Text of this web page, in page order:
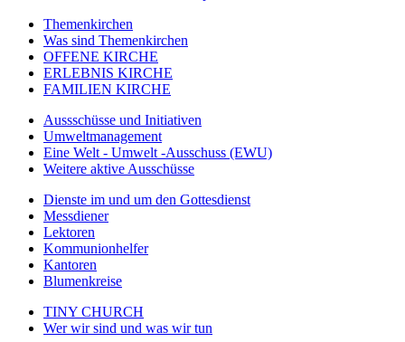
Themenkirchen
Was sind Themenkirchen
OFFENE KIRCHE
ERLEBNIS KIRCHE
FAMILIEN KIRCHE
Aussschüsse und Initiativen
Umweltmanagement
Eine Welt - Umwelt -Ausschuss (EWU)
Weitere aktive Ausschüsse
Dienste im und um den Gottesdienst
Messdiener
Lektoren
Kommunionhelfer
Kantoren
Blumenkreise
TINY CHURCH
Wer wir sind und was wir tun